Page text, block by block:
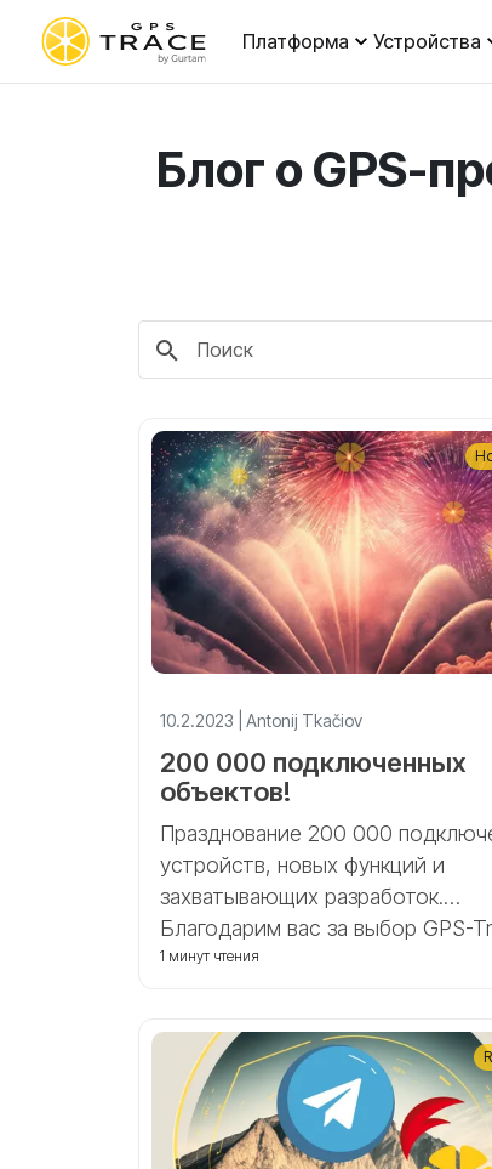
Платформа Устройства
Блог о GPS-
10.2.2023 | Antonij Tkačiov
200 000 подключенных
объектов!
Празднование 200 000
устройств, новых функций и
захватывающих разработок.
Благодарим вас за выбор GPS-
Продолжаем стремиться к еще
1 минут чтения